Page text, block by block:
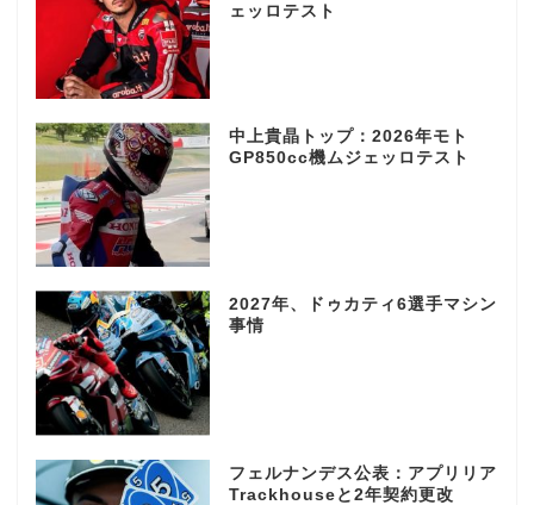
ェッロテスト
中上貴晶トップ：2026年モト
GP850cc機ムジェッロテスト
2027年、ドゥカティ6選手マシン
事情
フェルナンデス公表：アプリリア
Trackhouseと2年契約更改